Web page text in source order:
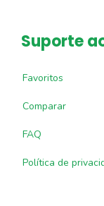
Suporte
Favoritos
Comparar
FAQ
Política de